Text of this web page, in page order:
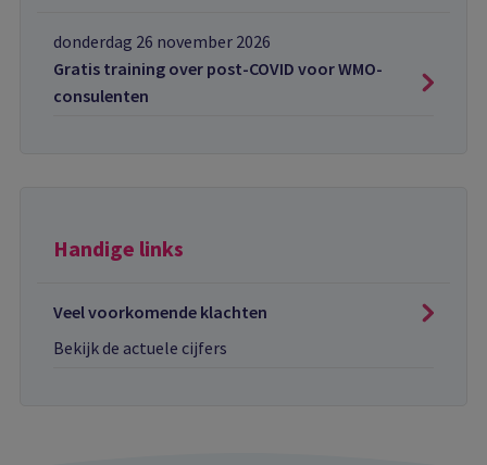
donderdag 26 november 2026
Gratis training over post-COVID voor WMO-
consulenten
Handige links
Veel voorkomende klachten
Bekijk de actuele cijfers